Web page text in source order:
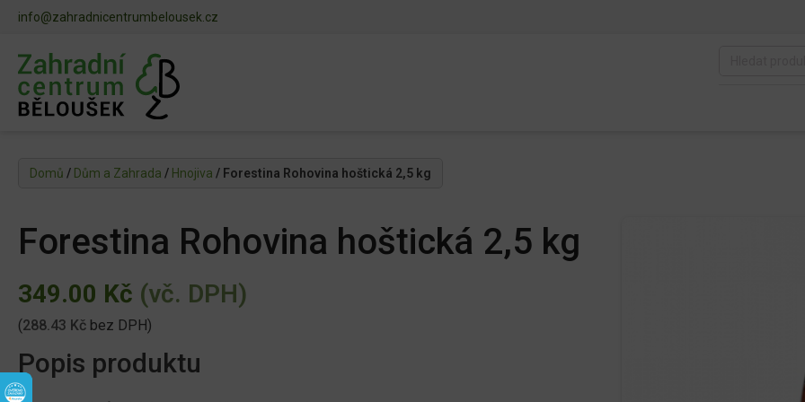
info@zahradnicentrumbelousek.cz
Domů / Dům a Zahrada / Hnojiva / Forestina Rohovina hoštická 2,5 kg
Forestina Rohovina hoštická 2,5 kg
349.00 Kč (vč. DPH)
(288.43 Kč bez DPH)
Popis produktu